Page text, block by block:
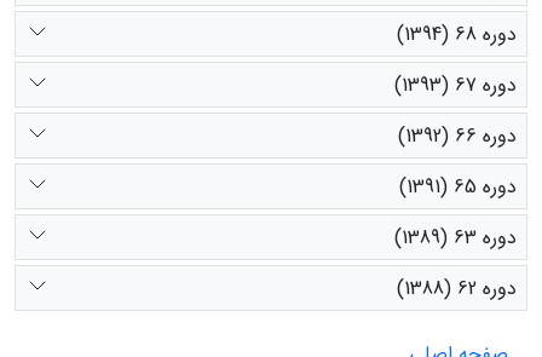
دوره 68 (1394)
دوره 67 (1393)
دوره 66 (1392)
دوره 65 (1391)
دوره 63 (1389)
دوره 62 (1388)